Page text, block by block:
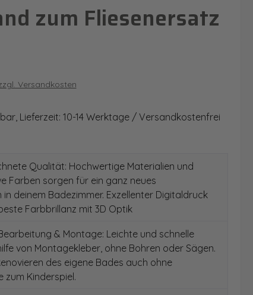
zum Fliesenersatz
Versandkosten
Lieferzeit: 10-14 Werktage / Versandkostenfrei
Qualität: Hochwertige Materialien und
Farben sorgen für ein ganz neues
deinem Badezimmer. Exzellenter Digitaldruck
Farbbrillanz mit 3D Optik
& Montage: Leichte und schnelle
von Montagekleber, ohne Bohren oder Sägen.
des eigene Bades auch ohne
zum Kinderspiel.